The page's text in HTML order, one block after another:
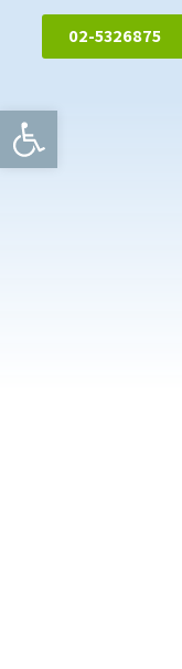
02-5326875